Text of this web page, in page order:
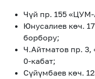
Чүй пр. 155 «ЦУМ-
Юнусалиев көч.
борбору;
Ч.Айтматов пр. 3,
0-кабат;
Сүйүмбаев көч.